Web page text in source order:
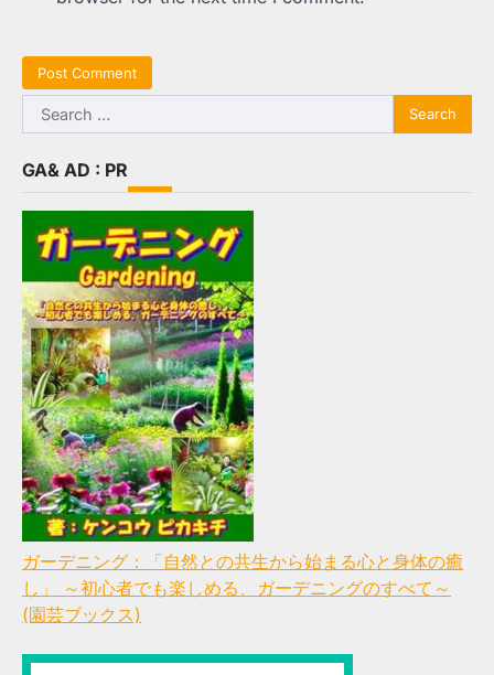
Search
for:
GA& AD : PR
ガーデニング：「自然との共生から始まる心と身体の癒
し」 ～初心者でも楽しめる、ガーデニングのすべて～
(園芸ブックス)